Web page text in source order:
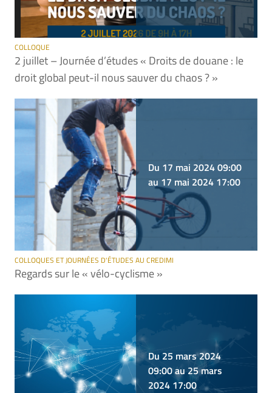
COLLOQUE
2 juillet – Journée d’études « Droits de douane : le
droit global peut-il nous sauver du chaos ? »
Du 17 mai 2024 09:00
au 17 mai 2024 17:00
COLLOQUES ET JOURNÉES D'ÉTUDES AU CREDIMI
Regards sur le « vélo-cyclisme »
Du 25 mars 2024
09:00 au 25 mars
2024 17:00